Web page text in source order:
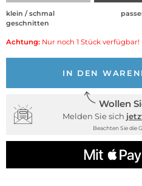
klein / schmal
geschnitten
Achtung: Nur noch 1 Stück verfügbar!
IN DEN
Wollen
Melden Sie sich
Beachten Sie die